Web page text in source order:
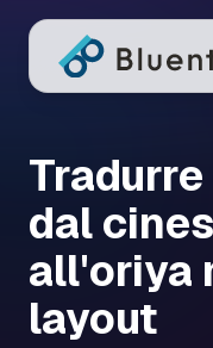
dal
all'oriya
layout